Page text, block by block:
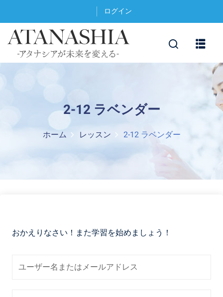
ログイン
2-12 ラベンダー
ホーム レッスン 2-12 ラベンダー
おかえりなさい！また学習を始めましょう！